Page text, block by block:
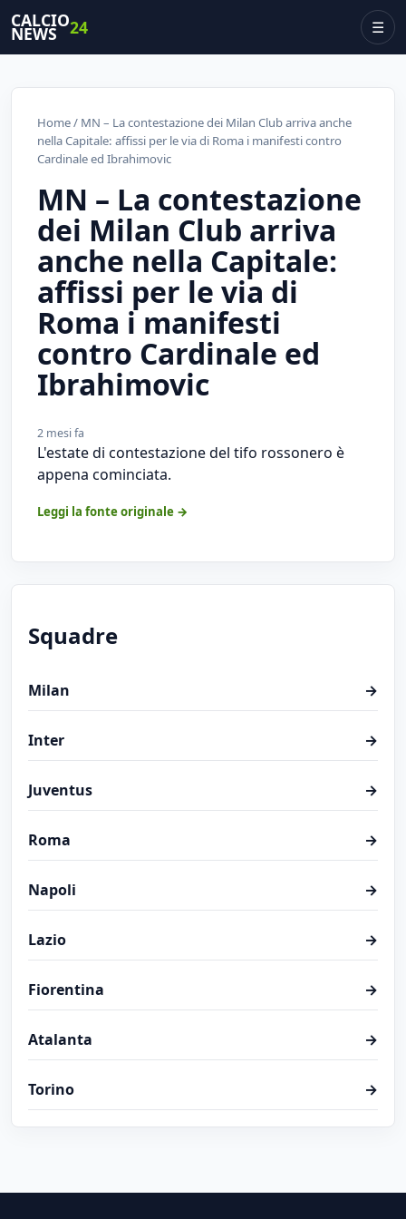
CALCIO
NEWS 24 ☰
Home/ MN – La contestazione dei Milan Club arriva anche
nella Capitale: affissi per le via di Roma i manifesti contro
Cardinale ed Ibrahimovic
MN – La contestazione
dei Milan Club arriva
anche nella Capitale:
affissi per le via di
Roma i manifesti
contro Cardinale ed
Ibrahimovic
2 mesi fa
L'estate di contestazione del tifo rossonero è
appena cominciata.
Leggi la fonte originale →
Squadre
Milan →
Inter →
Juventus →
Roma →
Napoli →
Lazio →
Fiorentina →
Atalanta →
Torino →